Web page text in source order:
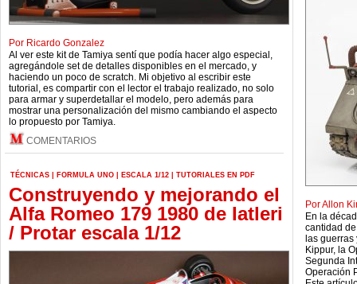
Por Ricardo Gonzalez
Al ver este kit de Tamiya sentí que podía hacer algo especial,
agregándole set de detalles disponibles en el mercado, y
haciendo un poco de scratch. Mi objetivo al escribir este
tutorial, es compartir con el lector el trabajo realizado, no solo
para armar y superdetallar el modelo, pero además para
mostrar una personalización del mismo cambiando el aspecto
lo propuesto por Tamiya.
COMENTARIOS
TÉCNICAS FORMULA UNO ESCALA 1/12 TUTORIALES EN PDF
Construyendo y mejorando el
Alfa Romeo 179 1980 de Iatleri
/ Protar escala 1/12
Por Allon
En la
cantidad
las
Kippur, la
Segunda
Operación